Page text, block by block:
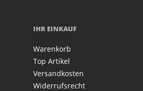
IHR EINKAUF
Warenkorb
Top Artikel
Versandkosten
Widerrufsrecht